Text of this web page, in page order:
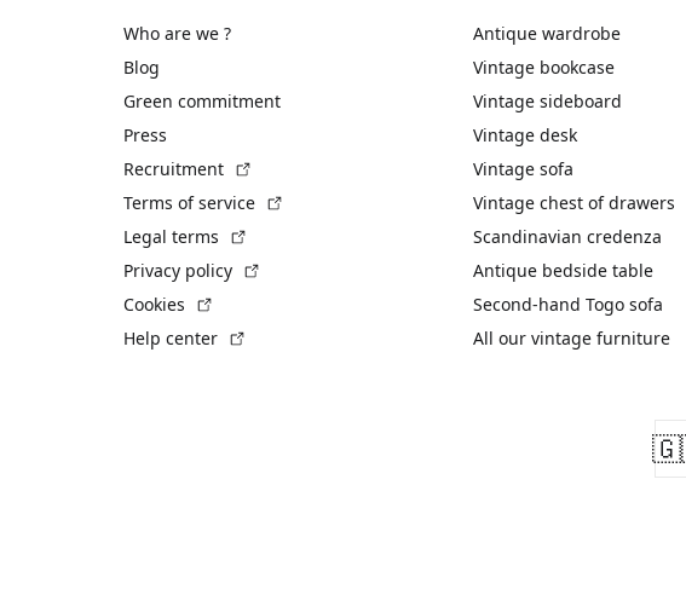
Who are we ?
Blog
Green commitment
Press
Recruitment
Terms of service
Legal terms
Privacy policy
Cookies
Help center
Antique wardrobe
Vintage bookcase
Vintage sideboard
Vintage desk
Vintage sofa
Vintage chest of drawers
Scandinavian credenza
Antique bedside table
Second-hand Togo sofa
All our vintage furniture